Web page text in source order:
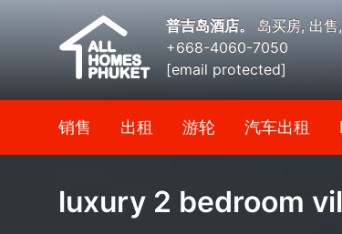
普吉岛酒店。 岛买房, 出
+668-4060-7050
[email protected]
销售 出租 游轮 汽车出租
luxury 2 bedroom